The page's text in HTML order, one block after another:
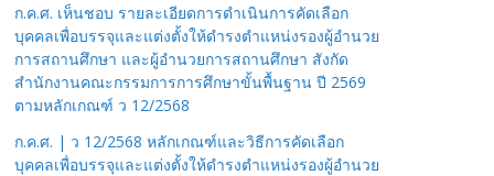
ก.ค.ศ. เห็นชอบ รายละเอียดการดำเนินการคัดเลือก
บุคคลเพื่อบรรจุและแต่งตั้งให้ดำรงตำแหน่งรองผู้อำนวย
การสถานศึกษา และผู้อำนวยการสถานศึกษา สังกัด
สำนักงานคณะกรรมการการศึกษาขั้นพื้นฐาน ปี 2569
ตามหลักเกณฑ์ ว 12/2568
ก.ค.ศ. | ว 12/2568 หลักเกณฑ์และวิธีการคัดเลือก
บุคคลเพื่อบรรจุและแต่งตั้งให้ดำรงตำแหน่งรองผู้อำนวย